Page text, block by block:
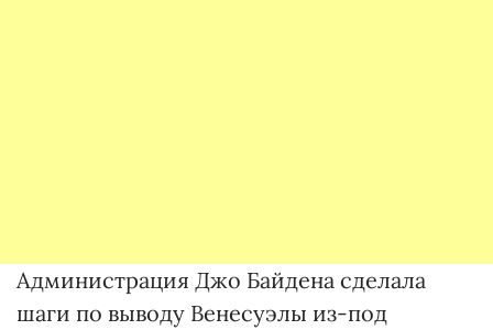
Администрация Джо Байдена сделала
шаги по выводу Венесуэлы из-под